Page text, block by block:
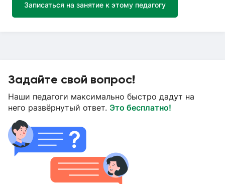
Записаться на занятие к этому педагогу
Задайте свой вопрос!
Наши педагоги максимально быстро дадут на
него развёрнутый ответ. Это бесплатно!